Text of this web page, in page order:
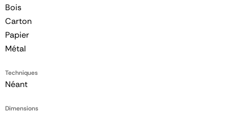
Bois
Carton
Papier
Métal
Techniques
Néant
Dimensions